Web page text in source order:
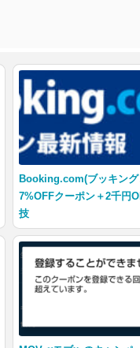
Booking.com(ブッキング
7%OFFクーポン＋2千円
技